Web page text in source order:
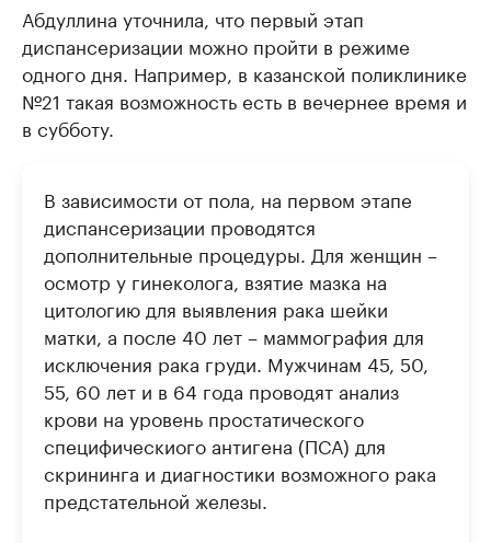
Абдуллина уточнила, что первый этап
диспансеризации можно пройти в режиме
одного дня. Например, в казанской поликлинике
№21 такая возможность есть в вечернее время и
в субботу.
В зависимости от пола, на первом этапе
диспансеризации проводятся
дополнительные процедуры. Для женщин –
осмотр у гинеколога, взятие мазка на
цитологию для выявления рака шейки
матки, а после 40 лет – маммография для
исключения рака груди. Мужчинам 45, 50,
55, 60 лет и в 64 года проводят анализ
крови на уровень простатического
специфическиого антигена (ПСА) для
скрининга и диагностики возможного рака
предстательной железы.